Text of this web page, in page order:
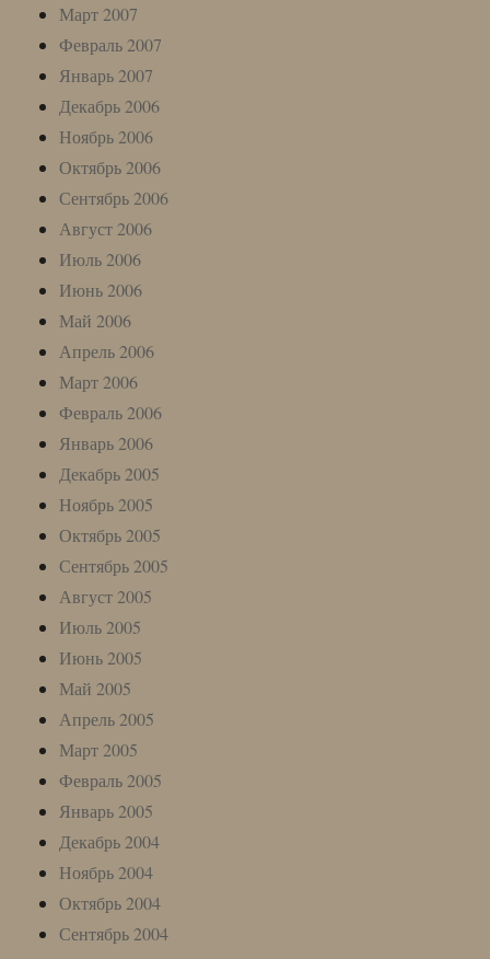
Март 2007
Февраль 2007
Январь 2007
Декабрь 2006
Ноябрь 2006
Октябрь 2006
Сентябрь 2006
Август 2006
Июль 2006
Июнь 2006
Май 2006
Апрель 2006
Март 2006
Февраль 2006
Январь 2006
Декабрь 2005
Ноябрь 2005
Октябрь 2005
Сентябрь 2005
Август 2005
Июль 2005
Июнь 2005
Май 2005
Апрель 2005
Март 2005
Февраль 2005
Январь 2005
Декабрь 2004
Ноябрь 2004
Октябрь 2004
Сентябрь 2004